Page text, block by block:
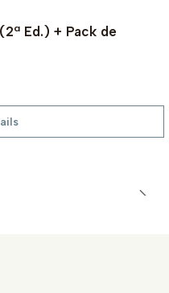
Ed.) + Pack de